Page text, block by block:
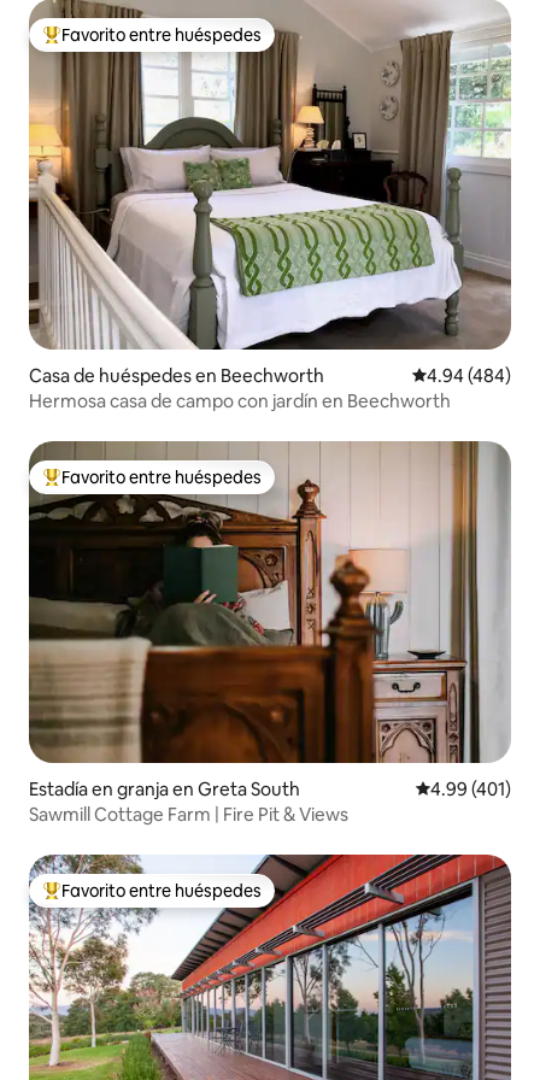
Favorito entre huéspedes preferido
Favorito entre huéspedes
Casa de huéspedes en Beechworth Calificación
4.94 (484)
Hermosa casa de campo con jardín en Beechworth
Favorito entre huéspedes preferido
Favorito entre huéspedes
Estadía en granja en Greta South Calificación
4.99 (401)
Sawmill Cottage Farm | Fire Pit & Views
Favorito entre huéspedes preferido
Favorito entre huéspedes